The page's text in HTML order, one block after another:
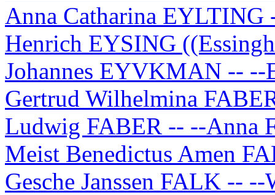
Anna Catharina
Henrich EYSING
Johannes EYVKMAN -- --
Gertrud Wilhelmina
Ludwig FABER -- --Anna
Meist Benedictus Amen
Gesche Janssen FALK --